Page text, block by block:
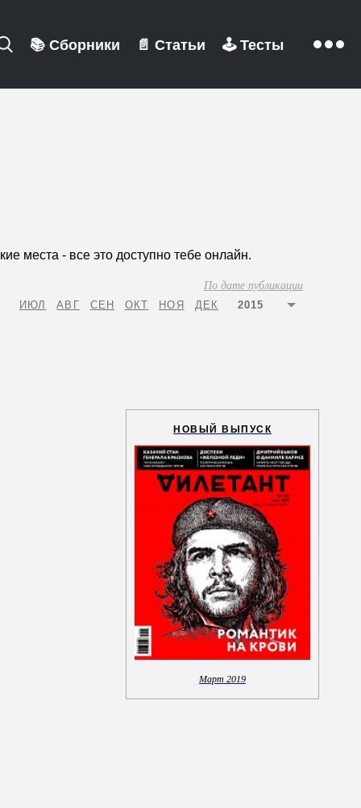
📚 Сборники 📄 Статьи 🕹️ Тесты
места - все это доступно тебе онлайн.
По дате публикации
ИЮЛ
АВГ СЕН ОКТ НОЯ ДЕК 2015
НОВЫЙ ВЫПУСК
Март 2019